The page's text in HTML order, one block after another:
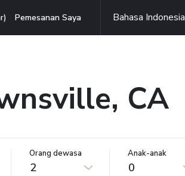
Pemesanan Saya Bahasa Indonesia
CA
Orang dewasa
2
Anak-anak
0